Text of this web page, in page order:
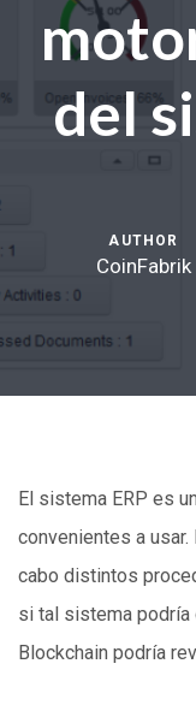
del
AUTHOR
CoinFabrik
El sistema ERP es
convenientes a
cabo distintos
si tal sistema podría
Blockchain podría